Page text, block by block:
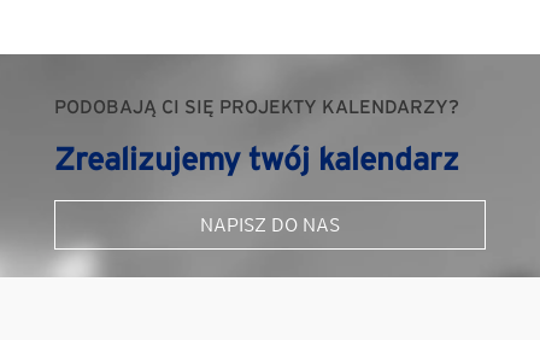
PODOBAJĄ CI SIĘ PROJEKTY KALENDARZY?
Zrealizujemy twój kalendarz
NAPISZ DO NAS